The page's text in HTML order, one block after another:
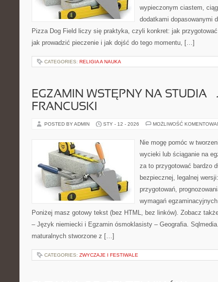
wypieczonym ciastem,
dodatkami dopasowanymi
Pizza Dog Field liczy się praktyka, czyli konkret: jak
jak prowadzić pieczenie i jak dojść do tego momentu, […]
CATEGORIES: RELIGIA A NAUKA
EGZAMIN WSTĘPNY NA STUDIA –
FRANCUSKI
POSTED BY ADMIN STY - 12 - 2026 MOŻLIWOŚĆ
Nie mogę pomóc w
wycieki lub ściąganie na
za to przygotować bardzo
bezpiecznej, legalnej
przygotowań,
wymagań
Poniżej masz gotowy tekst (bez HTML, bez linków). Zobacz
– Język niemiecki i Egzamin ósmoklasisty – Geografia.
maturalnych stworzone z […]
CATEGORIES: ZWYCZAJE I FESTIWALE